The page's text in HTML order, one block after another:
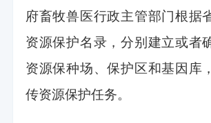
府畜牧兽医行政主管部门根据
资源保护名录，分别建立或者
资源保种场、保护区和基因库
传资源保护任务。